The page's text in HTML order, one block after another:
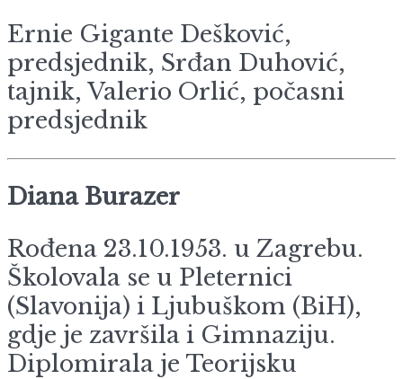
Ernie Gigante Dešković,
predsjednik, Srđan Duhović,
tajnik, Valerio Orlić, počasni
predsjednik
Diana Burazer
Rođena 23.10.1953. u Zagrebu.
Školovala se u Pleternici
(Slavonija) i Ljubuškom (BiH),
gdje je završila i Gimnaziju.
Diplomirala je Teorijsku